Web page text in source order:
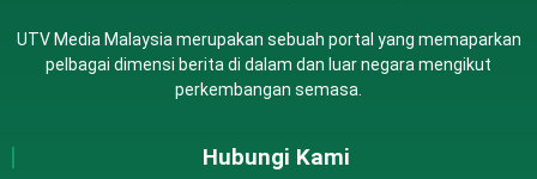
UTV Media Malaysia merupakan sebuah portal yang memaparkan
pelbagai dimensi berita di dalam dan luar negara mengikut
perkembangan semasa.
Hubungi Kami